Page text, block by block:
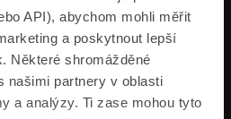
API), abychom mohli měřit
a poskytnout lepší
Některé shromážděné
našimi partnery v oblasti
a analýzy. Ti zase mohou tyto